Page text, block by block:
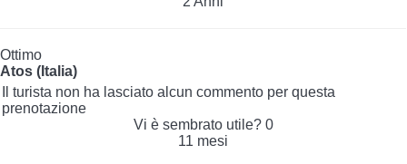
Ottimo
Atos (Italia)
Il turista non ha lasciato alcun commento per questa
prenotazione
Vi è sembrato utile? 0
11 mesi